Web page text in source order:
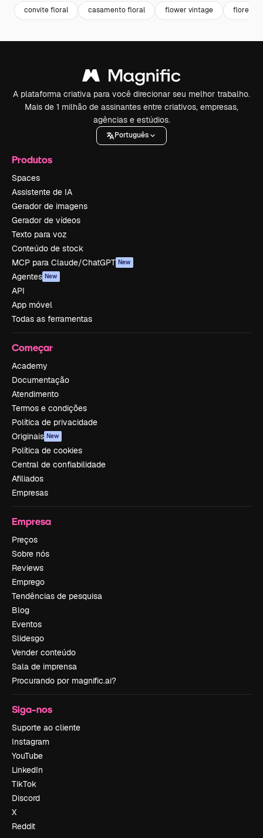
convite floral casamento floral flower vintage florescer
A plataforma criativa para você direcionar seu melhor trabalho.
Mais de 1 milhão de assinantes entre criativos, empresas,
agências e estúdios.
Português
Produtos
Spaces
Assistente de IA
Gerador de imagens
Gerador de vídeos
Texto para voz
Conteúdo de stock
MCP para Claude/ChatGPT New
Agentes New
API
App móvel
Todas as ferramentas
Começar
Academy
Documentação
Atendimento
Termos e condições
Política de privacidade
Originais New
Política de cookies
Central de confiabilidade
Afiliados
Empresas
Empresa
Preços
Sobre nós
Reviews
Emprego
Tendências de pesquisa
Blog
Eventos
Slidesgo
Vender conteúdo
Sala de imprensa
Procurando por magnific.ai?
Siga-nos
Suporte ao cliente
Instagram
YouTube
LinkedIn
TikTok
Discord
X
Reddit